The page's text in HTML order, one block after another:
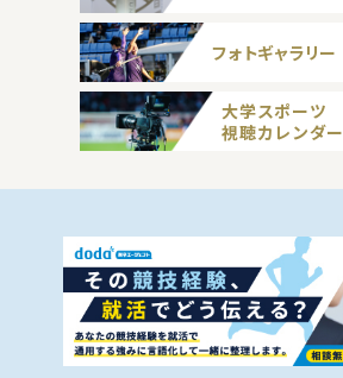
フォトギャラリー
大学スポーツ
視聴カレンダー